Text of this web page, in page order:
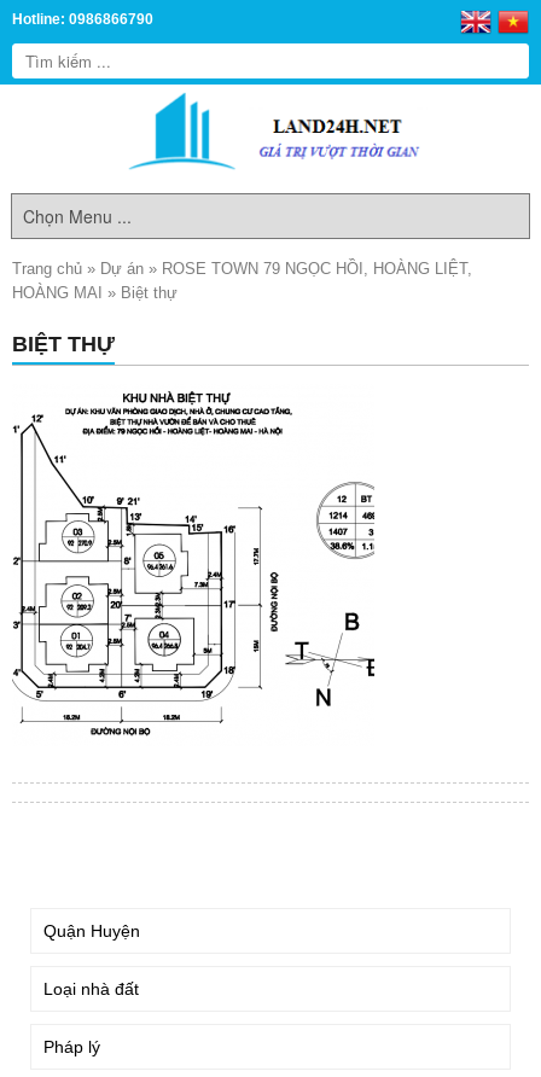
Hotline: 0986866790
Trang chủ » Dự án » ROSE TOWN 79 NGỌC HỒI, HOÀNG LIỆT,
HOÀNG MAI » Biệt thự
BIỆT THỰ